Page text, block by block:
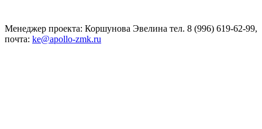
Менеджер проекта: Коршунова Эвелина тел. 8 (996) 619-62-99,
почта: ke@apollo-zmk.ru